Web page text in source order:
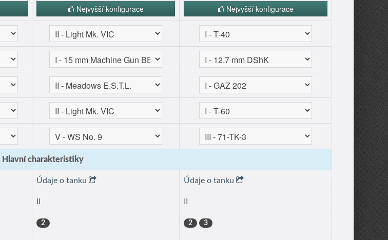
Nejvyšší konfigurace
Nejvyšší konfigurace
Hlavní charakteristiky
Údaje o tanku Údaje o tanku
2 2 3